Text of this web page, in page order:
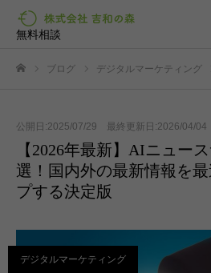
無料相談
ブログ デジタルマーケティング
公開日:2025/07/29 最終更新日:2026/04/04
【2026年最新】AIニュー
選！国内外の最新情報を
プする決定版
デジタルマーケティング